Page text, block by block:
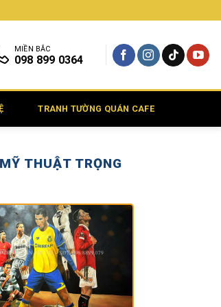
MIỀN BẮC
098 899 0364
TRANH TƯỜNG QUÁN CAFE
THUẬT TRỌNG